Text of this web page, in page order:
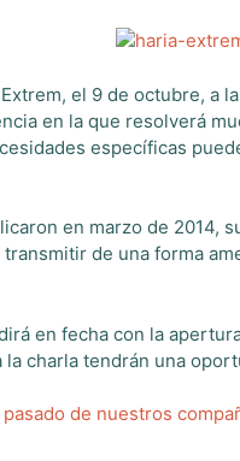
el 9 de octubre, a
en la que resolverá
específicas
en marzo de 2014,
de una forma
en fecha con la
charla tendrán una
de nuestros